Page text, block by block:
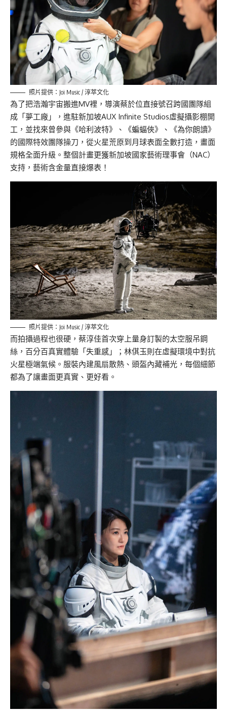
照片提供：Joi Music / 淳萃文化
為了把浩瀚宇宙搬進MV裡，導演蔡於位直接號召跨國團隊組
成「夢工廠」，進駐新加坡AUX Infinite Studios虛擬攝影棚開
工，並找來曾參與《哈利波特》、《蝙蝠俠》、《為你朗讀》
的國際特效團隊操刀，從火星荒原到月球表面全數打造，畫面
規格全面升級。整個計畫更獲新加坡國家藝術理事會（NAC）
支持，藝術含金量直接爆表！
照片提供：Joi Music / 淳萃文化
而拍攝過程也很硬，蔡淳佳首次穿上量身訂製的太空服吊鋼
絲，百分百真實體驗「失重感」；林倛玉則在虛擬環境中對抗
火星極端氣候。服裝內建風扇散熱、頭盔內藏補光，每個細節
都為了讓畫面更真實、更好看。